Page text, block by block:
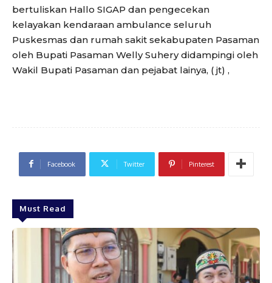
bertuliskan Hallo SIGAP dan pengecekan
kelayakan kendaraan ambulance seluruh
Puskesmas dan rumah sakit sekabupaten Pasaman
oleh Bupati Pasaman Welly Suhery didampingi oleh
Wakil Bupati Pasaman dan pejabat lainya, ( jt) ,
Facebook Twitter Pinterest
Must Read